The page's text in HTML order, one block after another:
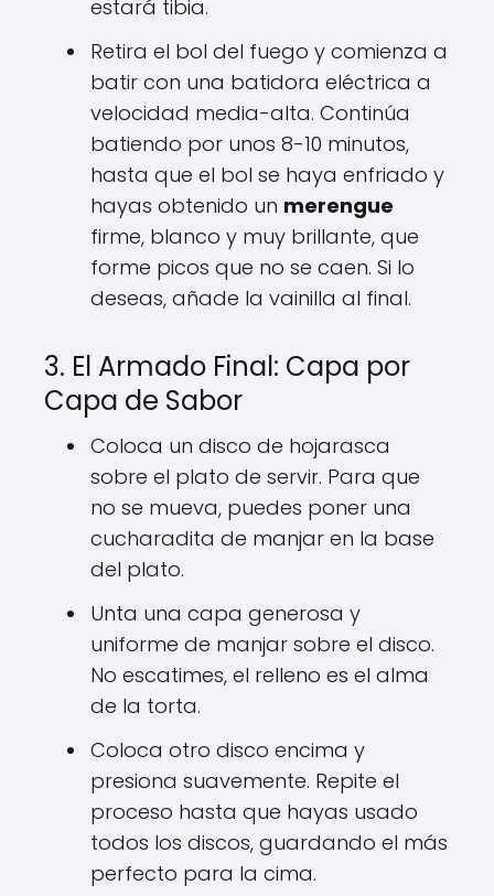
estará tibia.
Retira el bol del fuego y comienza a
batir con una batidora eléctrica a
velocidad media-alta. Continúa
batiendo por unos 8-10 minutos,
hasta que el bol se haya enfriado y
hayas obtenido un merengue
firme, blanco y muy brillante, que
forme picos que no se caen. Si lo
deseas, añade la vainilla al final.
3. El Armado Final: Capa por
Capa de Sabor
Coloca un disco de hojarasca
sobre el plato de servir. Para que
no se mueva, puedes poner una
cucharadita de manjar en la base
del plato.
Unta una capa generosa y
uniforme de manjar sobre el disco.
No escatimes, el relleno es el alma
de la torta.
Coloca otro disco encima y
presiona suavemente. Repite el
proceso hasta que hayas usado
todos los discos, guardando el más
perfecto para la cima.